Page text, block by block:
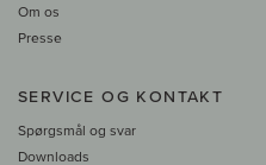
Om os
Presse
SERVICE OG KONTAKT
Spørgsmål og svar
Downloads